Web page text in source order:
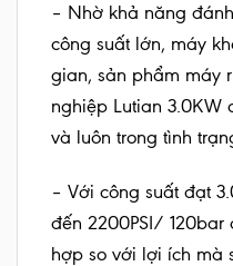
– Nhờ khả năng
công suất lớn, máy
gian, sản phẩm máy
nghiệp Lutian 3.0KW
và luôn trong tình
– Với công suất đạt
đến 2200PSI/
hợp so với lợi ích mà